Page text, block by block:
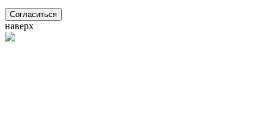
Согласиться
наверх